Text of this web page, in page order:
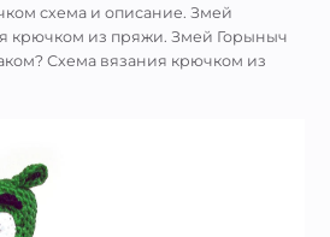
схема и описание. Змей
крючком из пряжи. Змей Горыныч
Схема вязания крючком из